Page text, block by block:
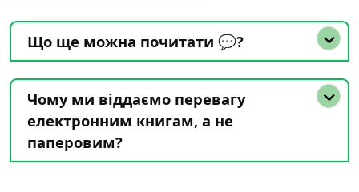
Що ще можна почитати 💬?
Чому ми віддаємо перевагу
електронним книгам, а не
паперовим?